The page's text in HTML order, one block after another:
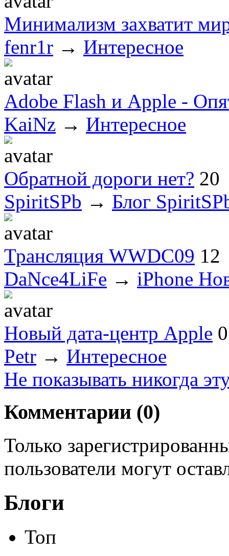
Минимализм захватит
fenr1r → Интересное
Adobe Flash и Apple -
KaiNz → Интересное
Обратной дороги нет? 20
SpiritSPb → Блог
Трансляция WWDC09 12
DaNce4LiFe → iPhone
Новый дата-центр Apple 0
Petr → Интересное
Не показывать никогда
Комментарии (0)
Только
пользователи могут
Блоги
Топ